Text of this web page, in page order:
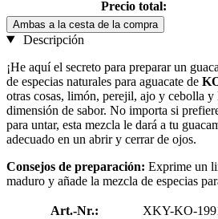
Precio total:
Ambas a la cesta de la compra
Descripción
¡He aquí el secreto para preparar un
de especias naturales para aguacate de
otras cosas, limón, perejil, ajo y cebolla y
dimensión de sabor. No importa si
para untar, esta mezcla le dará a tu
adecuado en un abrir y cerrar de ojos.
Consejos de preparación: Exprime un
maduro y añade la mezcla de especias
Art.-Nr.:
XKY-KO-